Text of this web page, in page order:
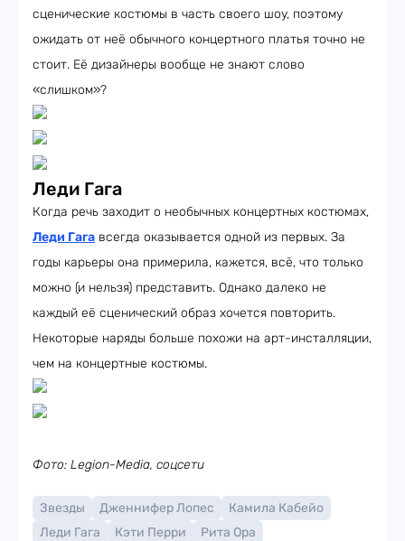
сценические костюмы в часть своего шоу, поэтому
ожидать от неё обычного концертного платья точно не
стоит. Её дизайнеры вообще не знают слово
«слишком»?
Леди Гага
Когда речь заходит о необычных концертных костюмах,
Леди Гага всегда оказывается одной из первых. За
годы карьеры она примерила, кажется, всё, что только
можно (и нельзя) представить. Однако далеко не
каждый её сценический образ хочется повторить.
Некоторые наряды больше похожи на арт-инсталляции,
чем на концертные костюмы.
Фото: Legion-Media, соцсети
Звезды Дженнифер Лопес
Камила Кабейо
Леди Гага
Кэти Перри Рита Ора